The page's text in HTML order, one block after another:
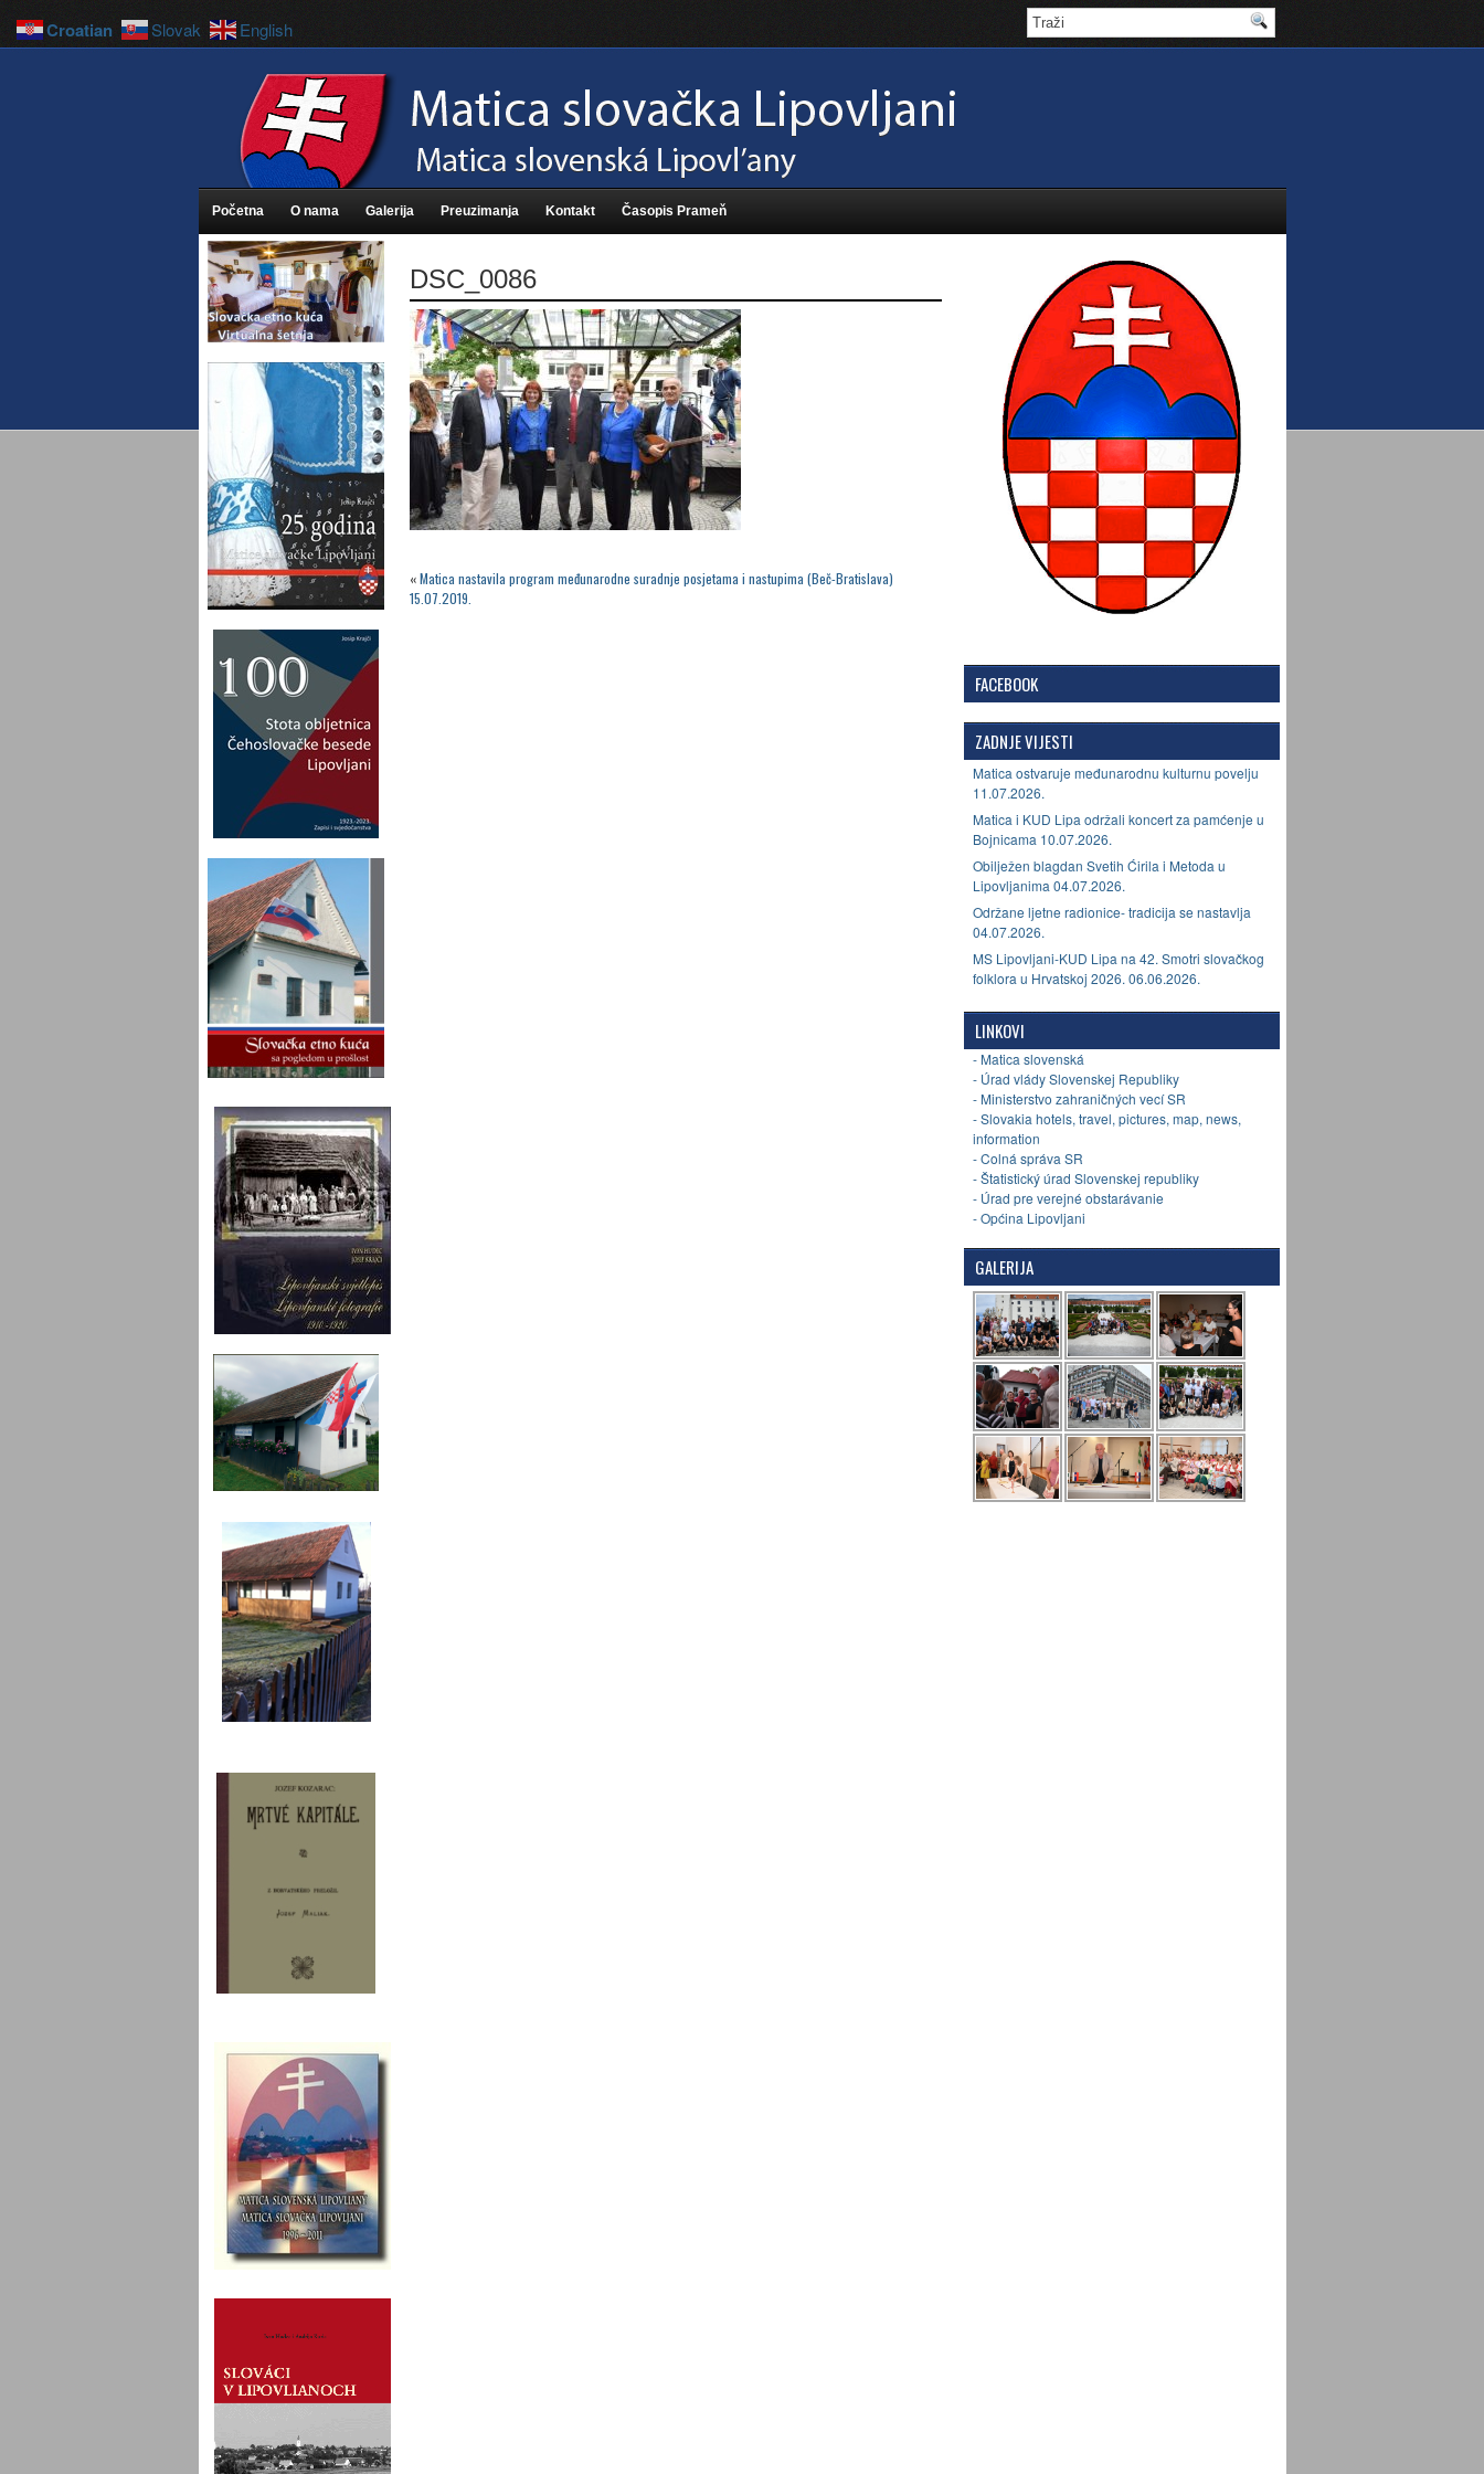
Početna O nama Galerija Preuzimanja Kontakt Časopis Prameň
DSC_0086
«Matica nastavila program međunarodne suradnje posjetama i nastupima (Beč-Bratislava)
15.07.2019.
FACEBOOK
ZADNJE VIJESTI
Matica ostvaruje međunarodnu kulturnu povelju
11.07.2026.
Matica i KUD Lipa održali koncert za pamćenje u
Bojnicama 10.07.2026.
Obilježen blagdan Svetih Ćirila i Metoda u
Lipovljanima 04.07.2026.
Održane ljetne radionice- tradicija se nastavlja
04.07.2026.
MS Lipovljani-KUD Lipa na 42. Smotri slovačkog
folklora u Hrvatskoj 2026. 06.06.2026.
LINKOVI
- Matica slovenská
- Úrad vlády Slovenskej Republiky
- Ministerstvo zahraničných vecí SR
- Slovakia hotels, travel, pictures, map, news,
information
- Colná správa SR
- Štatistický úrad Slovenskej republiky
- Úrad pre verejné obstarávanie
- Općina Lipovljani
GALERIJA
Croatian Slovak English